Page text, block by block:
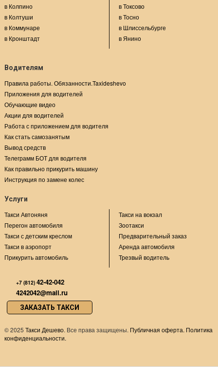
в Колпино
в Колтуши
в Коммунаре
в Кронштадт
в Токсово
в Тосно
в Шлиссельбурге
в Янино
Водителям
Правила работы. Обязанности.Taxideshevo
Приложения для водителей
Обучающие видео
Акции для водителей
Работа с приложением для водителя
Как стать самозанятым
Вывод средств
Телеграмм БОТ для водителя
Как правильно прикурить машину
Инструкция по замене колес
Услуги
Такси Автоняня
Перегон автомобиля
Такси с детским креслом
Такси в аэропорт
Прикурить автомобиль
Такси на вокзал
Зоотакси
Предварительный заказ
Аренда автомобиля
Трезвый водитель
+7 (812) 42-42-042
4242042@mail.ru
ЗАКАЗАТЬ ТАКСИ
©2025 Такси Дешево. Все права защищены. Публичная оферта. Политика
конфиденциальности.